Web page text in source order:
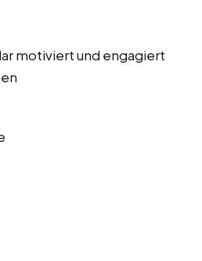
motiviert und engagiert